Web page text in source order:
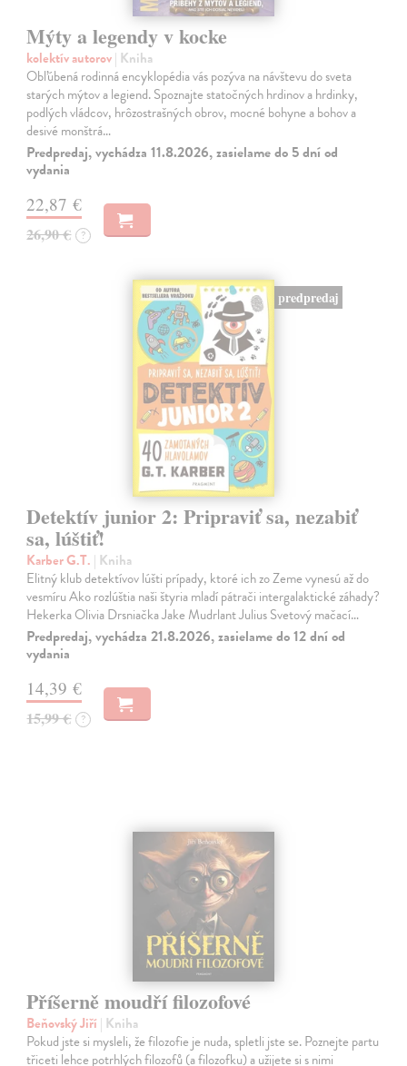
Mýty a legendy v kocke
kolektív autorov| Kniha
Obľúbená rodinná encyklopédia vás pozýva na návštevu do sveta
starých mýtov a legiend. Spoznajte statočných hrdinov a hrdinky,
podlých vládcov, hrôzostrašných obrov, mocné bohyne a bohov a
desivé monštrá…
Predpredaj, vychádza 11.8.2026, zasielame do 5 dní od
vydania
22,87 €
26,90 € ?
predpredaj
Detektív junior 2: Pripraviť sa, nezabiť
sa, lúštiť!
Karber G.T. | Kniha
Elitný klub detektívov lúšti prípady, ktoré ich zo Zeme vynesú až do
vesmíru Ako rozlúštia naši štyria mladí pátrači intergalaktické záhady?
Hekerka Olivia Drsniačka Jake Mudrlant Julius Svetový mačací…
Predpredaj, vychádza 21.8.2026, zasielame do 12 dní od
vydania
14,39 €
15,99 € ?
Příšerně moudří filozofové
Beňovský Jiří | Kniha
Pokud jste si mysleli, že filozofie je nuda, spletli jste se. Poznejte partu
třiceti lehce potrhlých filozofů (a filozofku) a užijete si s nimi